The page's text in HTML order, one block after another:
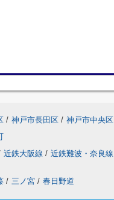
/ 神戸市長田区 / 神戸市中央区
近鉄大阪線 / 近鉄難波・奈良線
/ 三ノ宮 / 春日野道